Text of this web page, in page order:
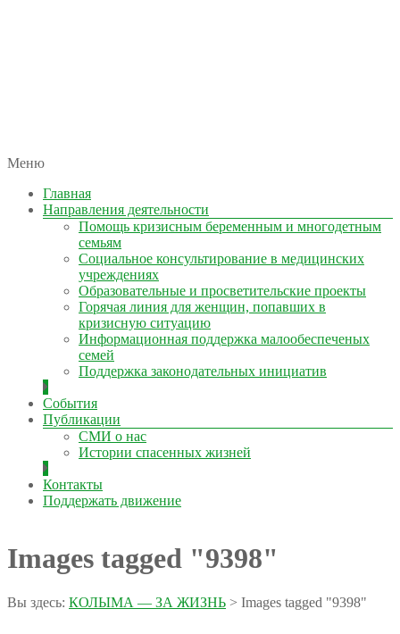
КОЛЫМА — ЗА ЖИЗНЬ
автономная некоммерческая организация
Меню
Главная
Направления деятельности
Помощь кризисным беременным и многодетным
семьям
Социальное консультирование в медицинских
учреждениях
Образовательные и просветительские проекты
Горячая линия для женщин, попавших в
кризисную ситуацию
Информационная поддержка малообеспеченых
семей
Поддержка законодательных инициатив
События
Публикации
СМИ о нас
Истории спасенных жизней
Контакты
Поддержать движение
Images tagged "9398"
Вы здесь: КОЛЫМА — ЗА ЖИЗНЬ > Images tagged "9398"